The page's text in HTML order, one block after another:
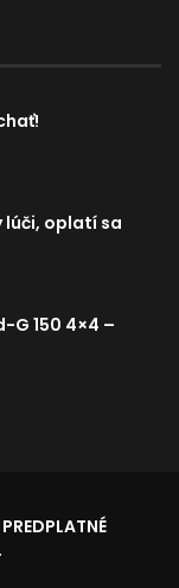
lúči, oplatí sa
G 150 4×4 –
PREDPLATNÉ